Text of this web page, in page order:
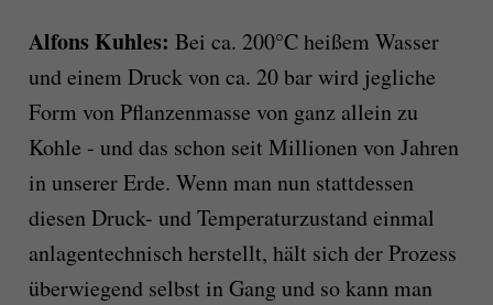
Alfons Kuhles: Bei ca. 200°C heißem Wasser
und einem Druck von ca. 20 bar wird jegliche
Form von Pflanzenmasse von ganz allein zu
Kohle - und das schon seit Millionen von Jahren
in unserer Erde. Wenn man nun stattdessen
diesen Druck- und Temperaturzustand einmal
anlagentechnisch herstellt, hält sich der Prozess
überwiegend selbst in Gang und so kann man